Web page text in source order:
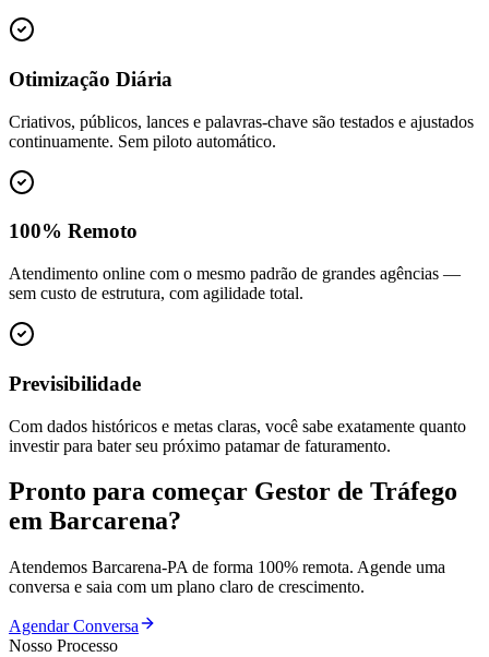
Otimização Diária
Criativos, públicos, lances e palavras-chave são testados e ajustados
continuamente. Sem piloto automático.
100% Remoto
Atendimento online com o mesmo padrão de grandes agências —
sem custo de estrutura, com agilidade total.
Previsibilidade
Com dados históricos e metas claras, você sabe exatamente quanto
investir para bater seu próximo patamar de faturamento.
Pronto para começar Gestor de Tráfego
em Barcarena?
Atendemos Barcarena-PA de forma 100% remota. Agende uma
conversa e saia com um plano claro de crescimento.
Agendar Conversa
Nosso Processo